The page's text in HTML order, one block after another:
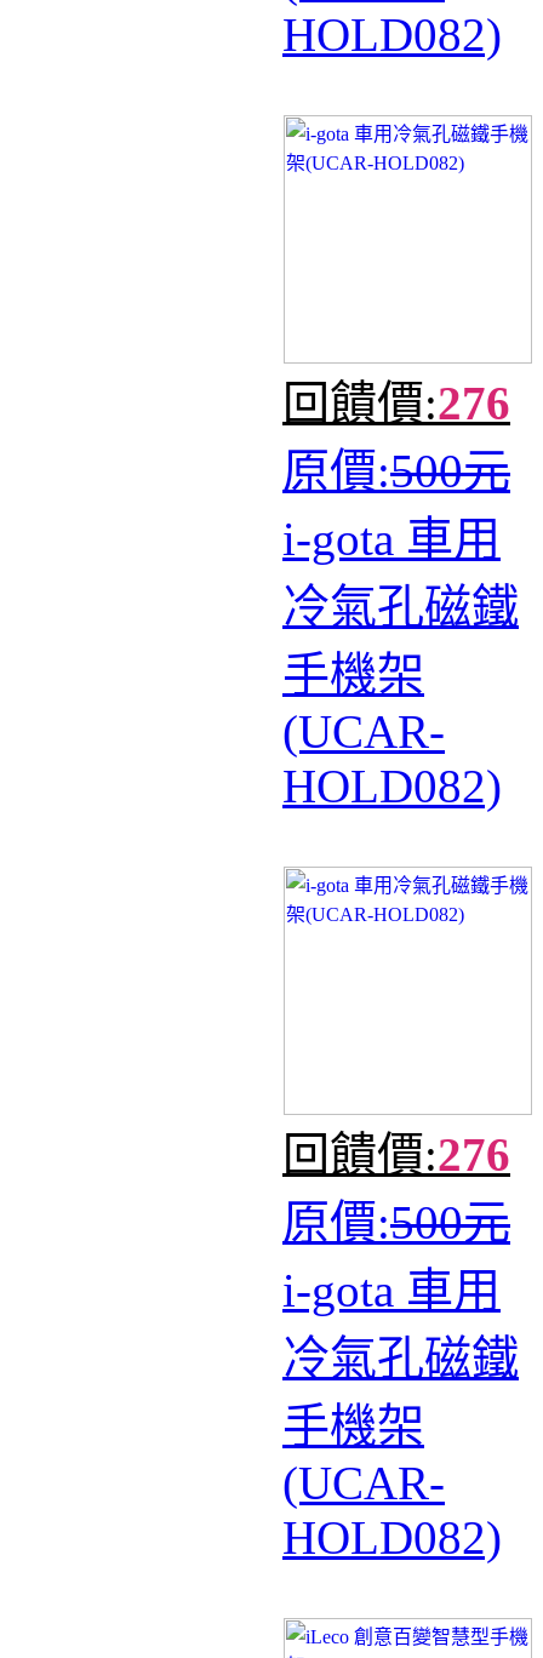
HOLD082)
回饋價:276
原價:500元
i-gota 車用
冷氣孔磁鐵
手機架
(UCAR-
HOLD082)
回饋價:276
原價:500元
i-gota 車用
冷氣孔磁鐵
手機架
(UCAR-
HOLD082)